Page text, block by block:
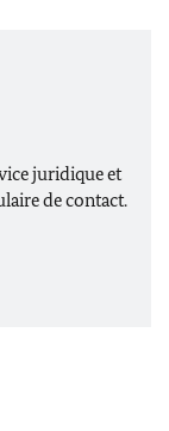
juridique et
de contact.